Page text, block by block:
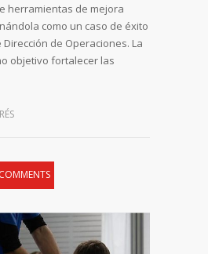
herramientas de mejora
como un caso de éxito
de Operaciones. La
objetivo fortalecer las